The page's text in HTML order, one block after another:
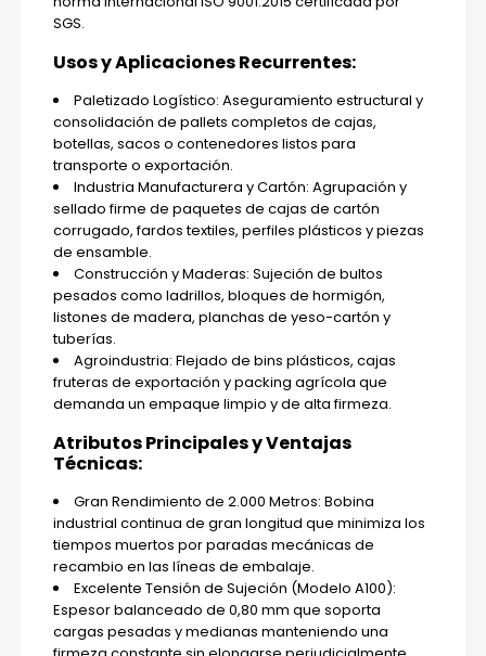
SGS.
Usos y Aplicaciones Recurrentes:
Paletizado Logístico: Aseguramiento estructural y
consolidación de pallets completos de cajas,
botellas, sacos o contenedores listos para
transporte o exportación.
Industria Manufacturera y Cartón: Agrupación y
sellado firme de paquetes de cajas de cartón
corrugado, fardos textiles, perfiles plásticos y piezas
de ensamble.
Construcción y Maderas: Sujeción de bultos
pesados como ladrillos, bloques de hormigón,
listones de madera, planchas de yeso-cartón y
tuberías.
Agroindustria: Flejado de bins plásticos, cajas
fruteras de exportación y packing agrícola que
demanda un empaque limpio y de alta firmeza.
Atributos Principales y Ventajas
Técnicas:
Gran Rendimiento de 2.000 Metros: Bobina
industrial continua de gran longitud que minimiza los
tiempos muertos por paradas mecánicas de
recambio en las líneas de embalaje.
Excelente Tensión de Sujeción (Modelo A100):
Espesor balanceado de 0,80 mm que soporta
cargas pesadas y medianas manteniendo una